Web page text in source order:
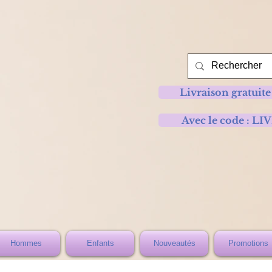
Livraison gratuite
Avec le code :
Hommes Enfants Nouveautés Promotions